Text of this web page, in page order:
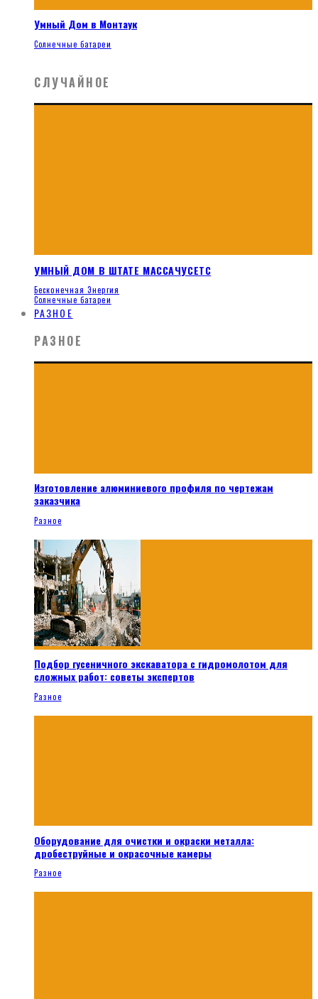
Умный Дом в Монтаук
Солнечные батареи
СЛУЧАЙНОЕ
УМНЫЙ ДОМ В ШТАТЕ МАССАЧУСЕТС
Бесконечная Энергия
Солнечные батареи
РАЗНОЕ
РАЗНОЕ
Изготовление алюминиевого профиля по чертежам
заказчика
Разное
Подбор гусеничного экскаватора с гидромолотом для
сложных работ: советы экспертов
Разное
Оборудование для очистки и окраски металла:
дробеструйные и окрасочные камеры
Разное